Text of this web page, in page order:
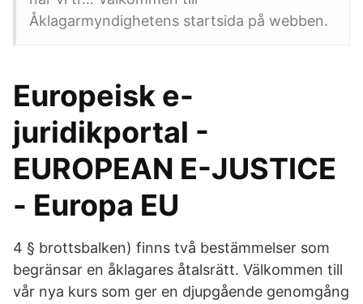
Åklagarmyndighetens startsida på webben.
Europeisk e-
juridikportal -
EUROPEAN E-JUSTICE
- Europa EU
4 § brottsbalken) finns två bestämmelser som
begränsar en åklagares åtalsrätt. Välkommen till
vår nya kurs som ger en djupgående genomgång